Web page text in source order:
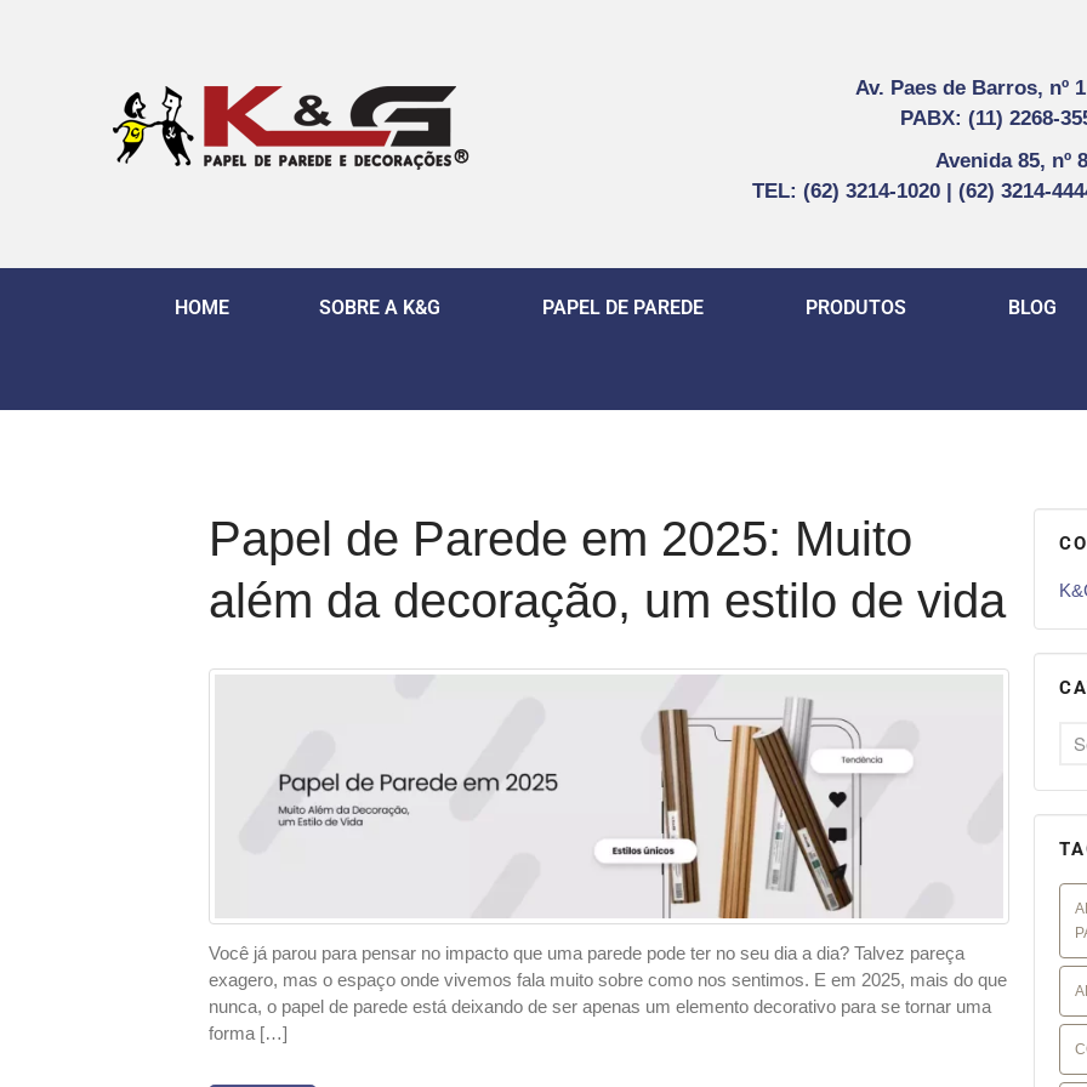
Av. Paes de Barros, nº
PABX: (11) 2268-
Avenida 85, nº
TEL: (62) 3214-1020 | (62) 3214-
HOME SOBRE A K&G PAPEL DE PAREDE PRODUTOS BLOG
Papel de Parede em 2025: Muito
além da decoração, um estilo de vida
Você já parou para pensar no impacto que uma parede pode ter no seu dia a dia? Talvez pareça
exagero, mas o espaço onde vivemos fala muito sobre como nos sentimos. E em 2025, mais do que
nunca, o papel de parede está deixando de ser apenas um elemento decorativo para se tornar uma
forma […]